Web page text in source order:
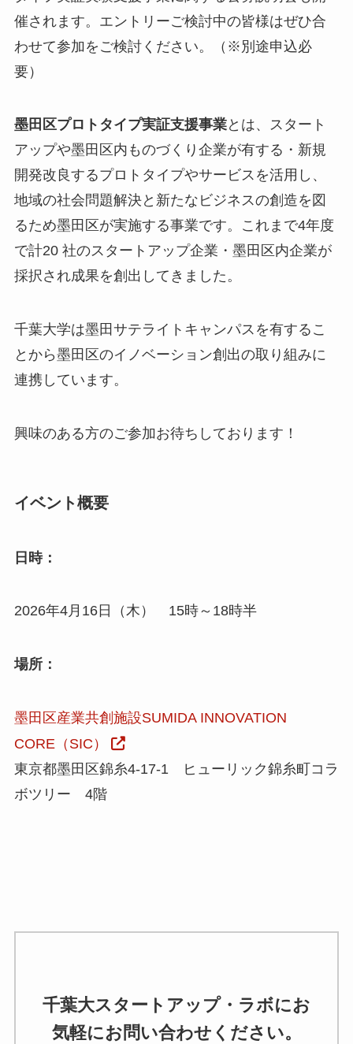
催されます。エントリーご検討中の皆様はぜひ合
わせて参加をご検討ください。（※別途申込必
要）
墨田区プロトタイプ実証支援事業とは、スタート
アップや墨田区内ものづくり企業が有する・新規
開発改良するプロトタイプやサービスを活用し、
地域の社会問題解決と新たなビジネスの創造を図
るため墨田区が実施する事業です。これまで4年度
で計20 社のスタートアップ企業・墨田区内企業が
採択され成果を創出してきました。
千葉大学は墨田サテライトキャンパスを有するこ
とから墨田区のイノベーション創出の取り組みに
連携しています。
興味のある方のご参加お待ちしております！
イベント概要
日時：
2026年4月16日（木） 15時～18時半
場所：
墨田区産業共創施設SUMIDA INNOVATION
CORE（SIC）
東京都墨田区錦糸4-17-1 ヒューリック錦糸町コラ
ボツリー 4階
千葉大スタートアップ・ラボにお
気軽にお問い合わせください。